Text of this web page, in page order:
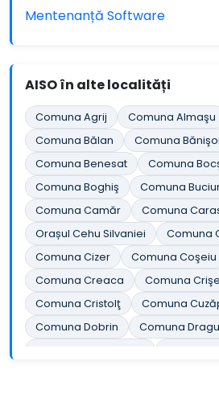
Mentenanță Software
AISO în alte localități
Comuna Agrij Comuna Almaşu
Comuna Bălan
Comuna
Comuna Benesat
Comuna
Comuna Boghiş
Comuna
Comuna Camăr
Comuna
Orașul Cehu Silvaniei
Comuna
Comuna Cizer
Comuna Coşeiu
Comuna Creaca
Comuna
Comuna Cristolţ
Comuna
Comuna Dobrin
Comuna Dragu
Comuna